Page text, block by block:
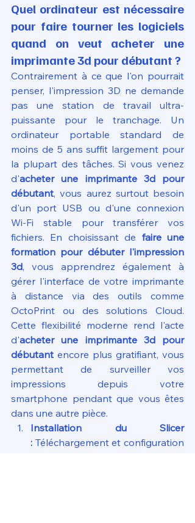
Quel ordinateur est nécessaire
pour faire tourner les logiciels
quand on veut acheter une
imprimante 3d pour débutant ?
Contrairement à ce que l'on pourrait
penser, l'impression 3D ne demande
pas une station de travail ultra-
puissante pour le tranchage. Un
ordinateur portable standard de
moins de 5 ans suffit largement pour
la plupart des tâches. Si vous venez
d'acheter une imprimante 3d pour
débutant, vous aurez surtout besoin
d'un port USB ou d'une connexion
Wi-Fi stable pour transférer vos
fichiers. En choisissant de faire une
formation pour débuter l'impression
3d, vous apprendrez également à
gérer l'interface de votre imprimante
à distance via des outils comme
OctoPrint ou des solutions Cloud.
Cette flexibilité moderne rend l'acte
d'acheter une imprimante 3d pour
débutant encore plus gratifiant, vous
permettant de surveiller vos
impressions depuis votre
smartphone pendant que vous êtes
dans une autre pièce.
Installation du Slicer
: Téléchargement et configuration